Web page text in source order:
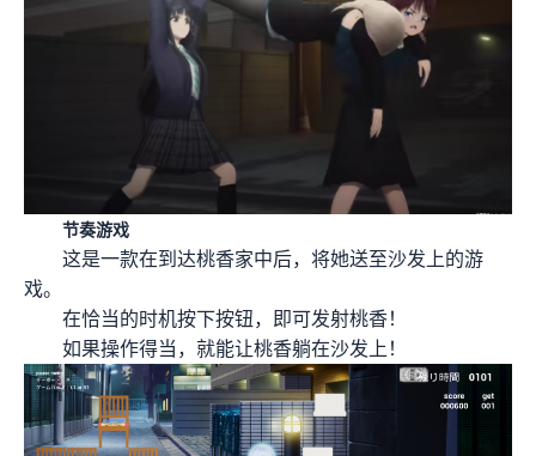
节奏游戏
这是一款在到达桃香家中后，将她送至沙发上的游
戏。
在恰当的时机按下按钮，即可发射桃香！
如果操作得当，就能让桃香躺在沙发上！